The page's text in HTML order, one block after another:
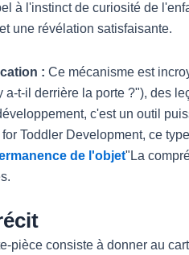
à l'instinct de curiosité de
une révélation satisfaisante.
: Ce mécanisme est
a-t-il derrière la porte ?"), des
c'est un outil
Toddler Development, ce
de l'objet"La
pièce consiste à donner au